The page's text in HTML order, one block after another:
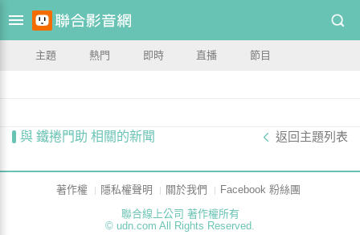
主題 熱門 即時 直播 節目
與 鐵捲門助 相關的新聞 返回主題列表
著作權 隱私權聲明 關於我們
Facebook 粉絲團
聯合線上公司 著作權所有
© udn.com All Rights Reserved.